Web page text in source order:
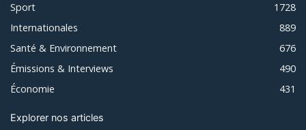
Sport
1728
Internationales
889
Santé & Environnement
676
Émissions & Interviews
490
Économie
431
Explorer nos articles